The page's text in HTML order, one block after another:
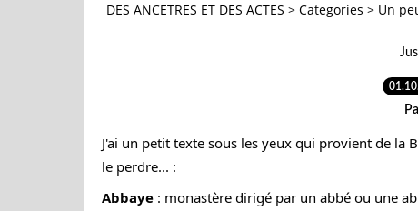
DES ANCETRES ET DES ACTES > Categories > Un
J'ai un petit texte sous les yeux qui provient de la
le perdre... :
Abbaye : monastère dirigé par un abbé ou une